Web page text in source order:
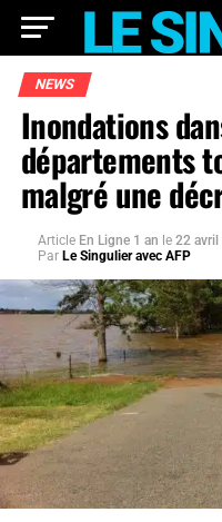
NEWS
Inondations
départements
malgré une
Article En Ligne 1 an le 22 avril
Par Le Singulier avec AFP